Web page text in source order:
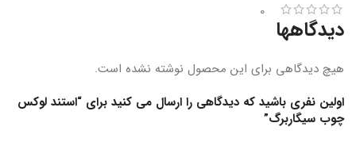
0
دیدگاهها
هیچ دیدگاهی برای این محصول نوشته نشده است.
اولین نفری باشید که دیدگاهی را ارسال می کنید برای “استند لوکس
چوب سیگاربرگ”